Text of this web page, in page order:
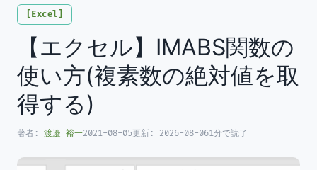
Excel
【エクセル】IMABS関数の
使い方(複素数の絶対値を取
得する)
著者: 渡邉 裕一2021-08-05更新: 2026-08-061分で読了